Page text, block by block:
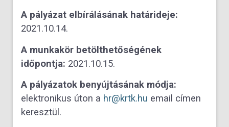
A pályázat elbírálásának határideje:
2021.10.14.
A munkakör betölthetőségének
időpontja: 2021.10.15.
A pályázatok benyújtásának módja:
elektronikus úton a hr@krtk.hu email címen
keresztül.